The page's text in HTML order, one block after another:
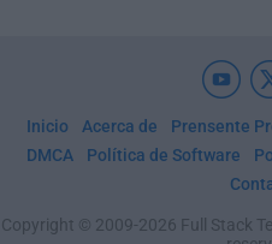
Inicio Acerca de Prensente
DMCA
Política de Software
Copyright © 2009-2026 Full Stack